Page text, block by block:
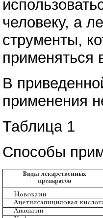
человеку, а
струменты,
применяться
В
применения
Таблица 1
Способы